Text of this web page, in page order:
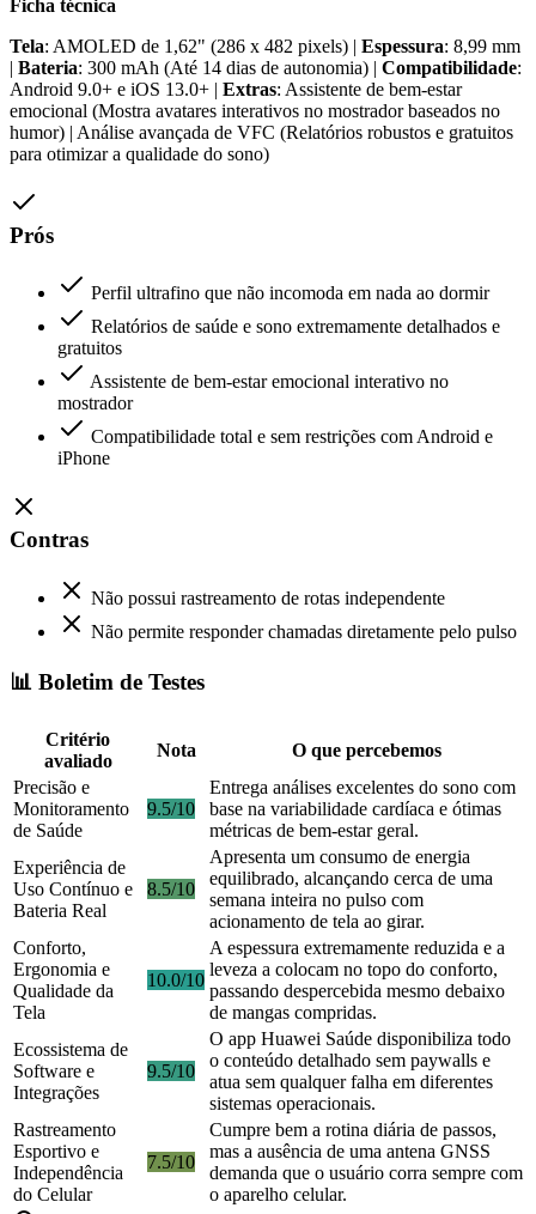
Ficha técnica
Tela: AMOLED de 1,62" (286 x 482 pixels) | Espessura: 8,99 mm
| Bateria: 300 mAh (Até 14 dias de autonomia) | Compatibilidade:
Android 9.0+ e iOS 13.0+ | Extras: Assistente de bem-estar
emocional (Mostra avatares interativos no mostrador baseados no
humor) | Análise avançada de VFC (Relatórios robustos e gratuitos
para otimizar a qualidade do sono)
Prós
Perfil ultrafino que não incomoda em nada ao dormir
Relatórios de saúde e sono extremamente detalhados e
gratuitos
Assistente de bem-estar emocional interativo no
mostrador
Compatibilidade total e sem restrições com Android e
iPhone
Contras
Não possui rastreamento de rotas independente
Não permite responder chamadas diretamente pelo pulso
📊 Boletim de Testes
Critério
avaliado
Nota
O que percebemos
Precisão e
Monitoramento
de Saúde
9.5/10
Entrega análises excelentes do sono com
base na variabilidade cardíaca e ótimas
métricas de bem-estar geral.
Experiência de
Uso Contínuo e
Bateria Real
8.5/10
Apresenta um consumo de energia
equilibrado, alcançando cerca de uma
semana inteira no pulso com
acionamento de tela ao girar.
Conforto,
Ergonomia e
Qualidade da
Tela
10.0/10
A espessura extremamente reduzida e a
leveza a colocam no topo do conforto,
passando despercebida mesmo debaixo
de mangas compridas.
Ecossistema de
Software e
Integrações
9.5/10
O app Huawei Saúde disponibiliza todo
o conteúdo detalhado sem paywalls e
atua sem qualquer falha em diferentes
sistemas operacionais.
Rastreamento
Esportivo e
Independência
do Celular
7.5/10
Cumpre bem a rotina diária de passos,
mas a ausência de uma antena GNSS
demanda que o usuário corra sempre com
o aparelho celular.